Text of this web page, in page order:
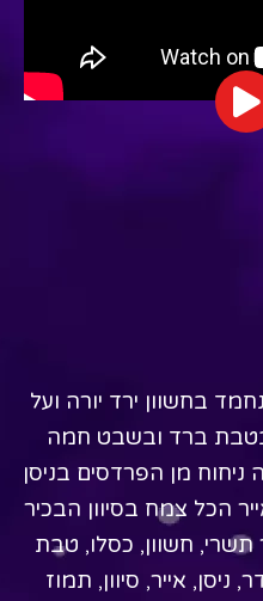
בחשוון ירד יורה ועל
בטבת ברד ובשבט חמה
מן הפרדסים בניסן
הכל צמח בסיוון הבכיר
חשוון, כסלו, טבת
אייר, סיוון, תמוז